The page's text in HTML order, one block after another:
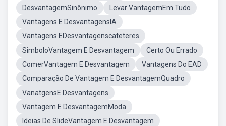
DesvantagemSinônimo
Levar VantagemEm Tudo
Vantagens E DesvantagensIA
Vantagens EDesvantagenscateteres
SimboloVantagem E Desvantagem
Certo Ou Errado
ComerVantagem E Desvantagem
Vantagens Do EAD
Comparação De Vantagem E DesvantagemQuadro
VanatgensE Desvantagens
Vantagem E DesvantagemModa
Ideias De SlideVantagem E Desvantagem